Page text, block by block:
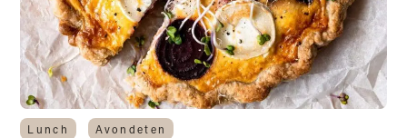
Lunch Avondeten